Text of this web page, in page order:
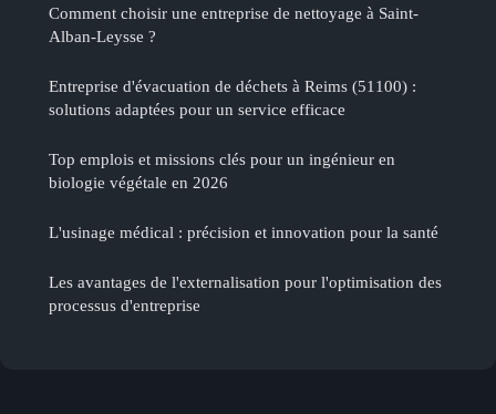
Comment choisir une entreprise de nettoyage à Saint-
Alban-Leysse ?
Entreprise d'évacuation de déchets à Reims (51100) :
solutions adaptées pour un service efficace
Top emplois et missions clés pour un ingénieur en
biologie végétale en 2026
L'usinage médical : précision et innovation pour la santé
Les avantages de l'externalisation pour l'optimisation des
processus d'entreprise